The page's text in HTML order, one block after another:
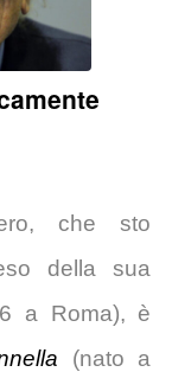
che sto
della sua
a Roma), è
(nato a